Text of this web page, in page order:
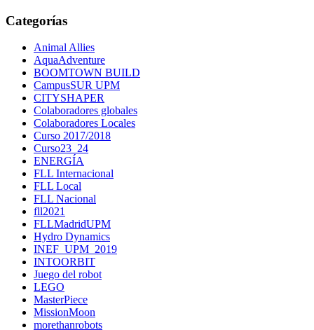
Categorías
Animal Allies
AquaAdventure
BOOMTOWN BUILD
CampusSUR UPM
CITYSHAPER
Colaboradores globales
Colaboradores Locales
Curso 2017/2018
Curso23_24
ENERGÍA
FLL Internacional
FLL Local
FLL Nacional
fll2021
FLLMadridUPM
Hydro Dynamics
INEF_UPM_2019
INTOORBIT
Juego del robot
LEGO
MasterPiece
MissionMoon
morethanrobots